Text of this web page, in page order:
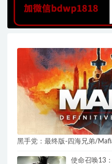
黑手党：最终版-四海兄弟/
使命召唤13